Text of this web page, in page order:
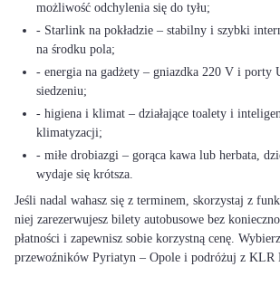
możliwość odchylenia się do tyłu;
- Starlink na pokładzie – stabilny i szybki
na środku pola;
- energia na gadżety – gniazdka 220 V i porty
siedzeniu;
- higiena i klimat – działające toalety i
klimatyzacji;
- miłe drobiazgi – gorąca kawa lub herbata,
wydaje się krótsza.
Jeśli nadal wahasz się z terminem, skorzystaj z
niej zarezerwujesz bilety autobusowe bez
płatności i zapewnisz sobie korzystną cenę.
przewoźników Pyriatyn – Opole i podróżuj z KLR